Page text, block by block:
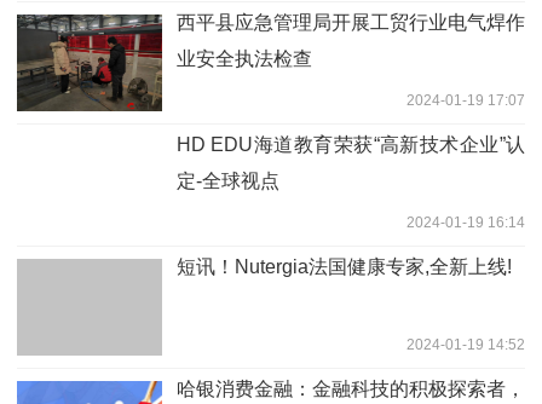
​西平县应急管理局开展工贸行业电气焊作
业安全执法检查
2024-01-19 17:07
HD EDU海道教育荣获“高新技术企业”认
定-全球视点
2024-01-19 16:14
短讯！Nutergia法国健康专家,全新上线!
2024-01-19 14:52
哈银消费金融：金融科技的积极探索者，